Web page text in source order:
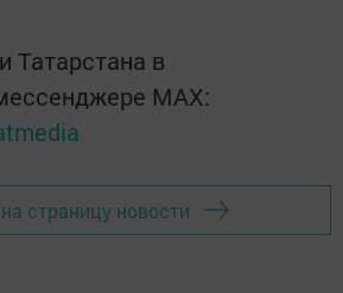
Татарстана в
MАХ:
страницу новости